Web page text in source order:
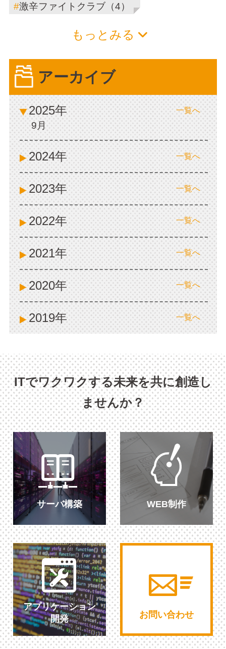
#激辛ファイトクラブ（4）
もっとみる
アーカイブ
2025年 一覧へ
9月
2024年 一覧へ
2023年 一覧へ
2022年 一覧へ
2021年 一覧へ
2020年 一覧へ
2019年 一覧へ
ITでワクワクする未来を共に創造し
ませんか？
サーバ構築 WEB制作
アプリケーション
開発
お問い合わせ